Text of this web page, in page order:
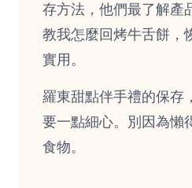
存方法，他們最了解產
教我怎麼回烤牛舌餅，
實用。
羅東甜點伴手禮的保存
要一點細心。別因為懶
食物。